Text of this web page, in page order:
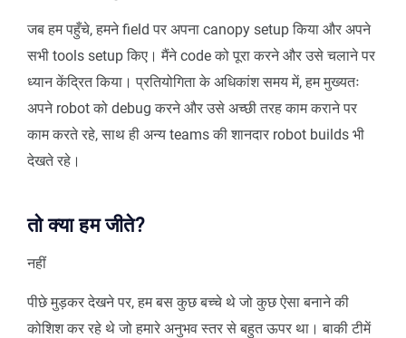
जब हम पहुँचे, हमने field पर अपना canopy setup किया और अपने
सभी tools setup किए। मैंने code को पूरा करने और उसे चलाने पर
ध्यान केंद्रित किया। प्रतियोगिता के अधिकांश समय में, हम मुख्यतः
अपने robot को debug करने और उसे अच्छी तरह काम कराने पर
काम करते रहे, साथ ही अन्य teams की शानदार robot builds भी
देखते रहे।
तो क्या हम जीते?
नहीं
पीछे मुड़कर देखने पर, हम बस कुछ बच्चे थे जो कुछ ऐसा बनाने की
कोशिश कर रहे थे जो हमारे अनुभव स्तर से बहुत ऊपर था। बाकी टीमें